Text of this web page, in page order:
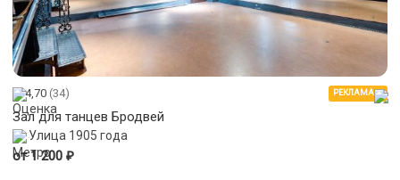
4,70 (34) РЕКЛАМА
Зал для танцев Бродвей
Улица 1905 года
от 1 200 ₽